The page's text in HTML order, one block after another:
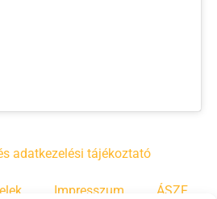
adatkezelési tájékoztató
Impresszum ÁSZF